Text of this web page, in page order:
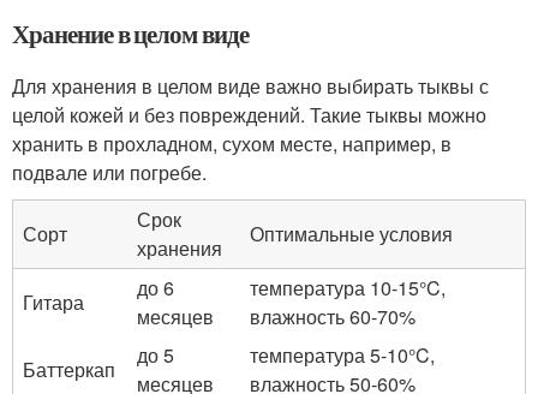
Хранение в целом виде
Для хранения в целом виде важно выбирать тыквы с
целой кожей и без повреждений. Такие тыквы можно
хранить в прохладном, сухом месте, например, в
подвале или погребе.
Сорт
Срок
хранения
Оптимальные условия
Гитара
до 6
месяцев
температура 10-15°C,
влажность 60-70%
Баттеркап
до 5
месяцев
температура 5-10°C,
влажность 50-60%